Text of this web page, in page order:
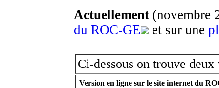
Actuellement (novembre
du ROC-GE
et sur une
Ci-dessous on trouve deux
Version en ligne sur le site internet du